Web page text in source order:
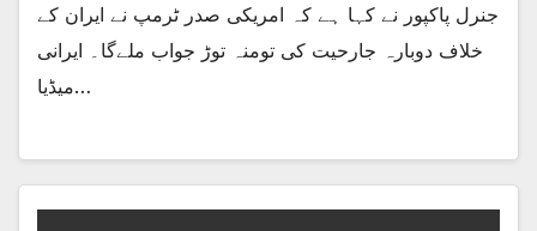
جنرل پاکپور نے کہا ہے کہ امریکی صدر ٹرمپ نے ایران کے
خلاف دوبارہ جارحیت کی تومنہ توڑ جواب ملےگا۔ ایرانی
میڈیا…